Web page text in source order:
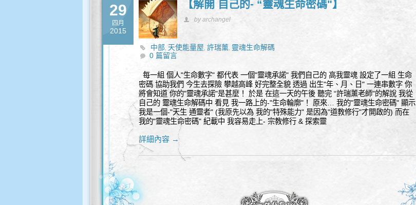
29
四月
2015
【解開 自己的- “靈魂生命密碼"】
by archangel
中部, 天使能量屋, 許瑞薰, 靈魂生命解碼
0 篇留言
每一組 個人"生命數字" 都代表 一個"靈魂承諾" 我們自己的 高我靈魂 設定了一組 生命
密碼 協助我們 今生去探險 攀越高峰 好完整全貌 透過 出生"年、月、日" 一連串數字 你
將會知道 你的"靈魂承諾"是甚麼！ 於是 在這一天的午後 聽完 “許瑞薰老師"的解說 我從
自己的 靈魂生命解碼中 看見 我一路上的-"生命輪廓"！ 原來… 我的"靈魂生命密碼" 顯示
我是一個-"天生 通靈者" (我原先以為 我的"特殊能力" 是因為"道教修行"才開啟的) 而在
我的"靈魂生命密碼" 紀載中 我容易走上- 宗教修行 & 探索靈
詳細內容 →